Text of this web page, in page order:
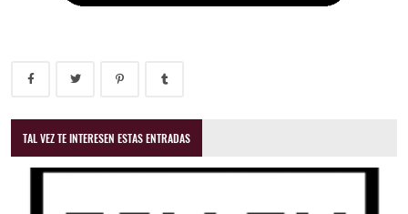
TAL VEZ TE INTERESEN ESTAS ENTRADAS